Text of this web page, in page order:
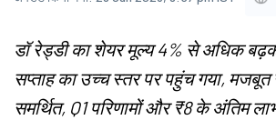
डॉ रेड्डी का शेयर मूल्य 4% से अधिक
सप्ताह का उच्च स्तर पर पहुंच गया, मजबूत
समर्थित, Q1 परिणामों और ₹8 के अंतिम